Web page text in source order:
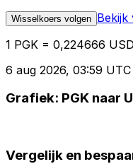
Wisselkoers volgen Bekijk
1 PGK = 0,224666 USD
6 aug 2026, 03:59 UTC
Grafiek: PGK naar
Vergelijk en